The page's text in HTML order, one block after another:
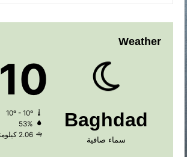
Weather
Baghdad
سماء صافية
10
10º - 10º
53%
2.06 كيلومتر/ساعة